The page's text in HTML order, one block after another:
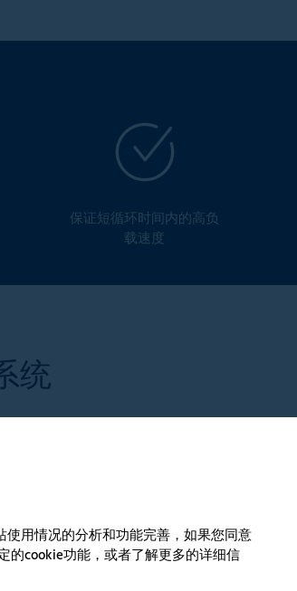
保证短循环时间内的高负
载速度
统
使用情况的分析和功能完善，如果您同意
的cookie功能，或者了解更多的详细信